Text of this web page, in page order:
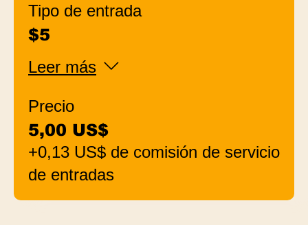
Tipo de entrada
$5
Leer más
Precio
5,00 US$
+0,13 US$ de comisión de servicio
de entradas